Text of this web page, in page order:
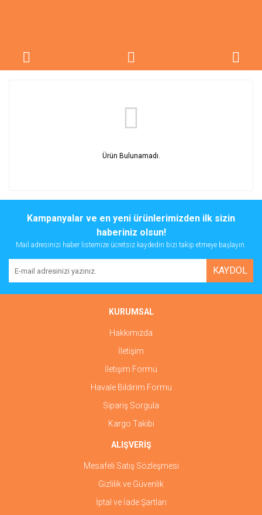
Ürün Bulunamadı.
Kampanyalar ve en yeni ürünlerimizden ilk sizin
haberiniz olsun!
Mail adresinizi haber listemize ücretsiz kaydedin bizi takip etmeye başlayın.
KAYDOL
KURUMSAL
Hakkımızda
İletişim
İletişim Formu
Havale Bildirim Formu
Sipariş Sorgula
Kargo Takibi
ALIŞVERİŞ
Mesafeli Satış Sözleşmesi
Gizlilik ve Güvenlik
İptal ve İade Şartları